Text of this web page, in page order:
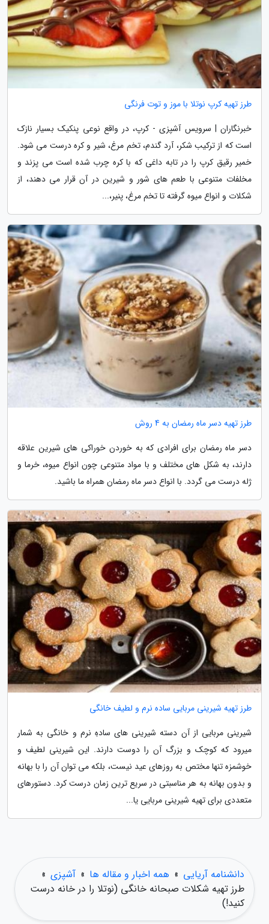
طرز تهیه کرپ نوتلا با موز و توت فرنگی
خبرنگاران | سرویس آشپزی - کرپ، در واقع نوعی پنکیک بسیار نازک
است که از ترکیب شکر، آرد گندم، تخم مرغ، شیر و کره درست می شود.
خمیر رقیق کرپ را در تابه داغی که با کره چرب شده است می پزند و
مخلفات متنوعی با طعم های شور و شیرین در آن قرار می دهند، از
شکلات و انواع میوه گرفته تا تخم مرغ، پنیر،...
طرز تهیه دسر ماه رمضان به 4 روش
دسر ماه رمضان برای افرادی که به خوردن خوراکی های شیرین علاقه
دارند، به شکل های مختلف و با مواد متنوعی چون انواع میوه، خرما و
ژله درست می گردد. با انواع دسر ماه رمضان همراه ما باشید.
طرز تهیه شیرینی مربایی ساده نرم و لطیف خانگی
شیرینی مربایی از آن دسته شیرینی های سادهِ نرم و خانگی به شمار
میرود که کوچک و بزرگ آن را دوست دارند. این شیرینی لطیف و
خوشمزه تنها مختص به روزهای عید نیست، بلکه می توان آن را با بهانه
و بدون بهانه به هر مناسبتی در سریع ترین زمان درست کرد. دستورهای
متعددی برای تهیه شیرینی مربایی یا...
دانشنامه آریایی » همه اخبار و مقاله ها » آشپزی »
طرز تهیه شکلات صبحانه خانگی (نوتلا را در خانه درست
کنید!)